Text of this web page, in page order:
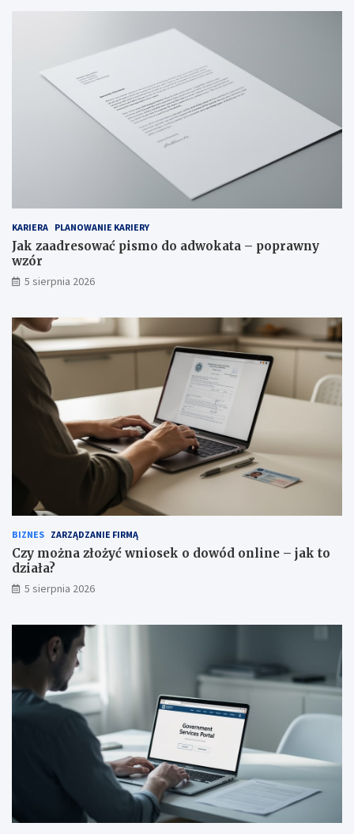
KARIERA PLANOWANIE KARIERY
Jak zaadresować pismo do adwokata – poprawny
wzór
5 sierpnia 2026
BIZNES ZARZĄDZANIE FIRMĄ
Czy można złożyć wniosek o dowód online – jak to
działa?
5 sierpnia 2026